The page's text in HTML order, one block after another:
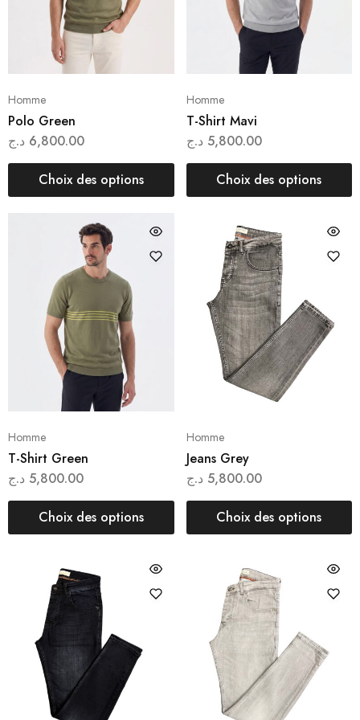
Homme
Polo Green
6,800.00 د.ج
Choix des options
Homme
T-Shirt Mavi
5,800.00 د.ج
Choix des options
Homme
T-Shirt Green
5,800.00 د.ج
Choix des options
Homme
Jeans Grey
5,800.00 د.ج
Choix des options